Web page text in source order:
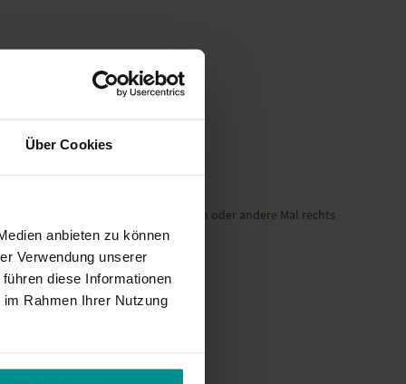
Über Cookies
anbieten zu können
Verwendung unserer
diese Informationen
Rahmen Ihrer Nutzung
Dreher oder Kristin hat das ein oder andere Mal rechts